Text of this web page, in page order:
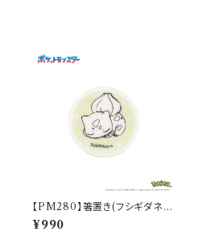
【PM280】箸置き(フシギダネ)
【Daily Sketch】PM281-402
¥990